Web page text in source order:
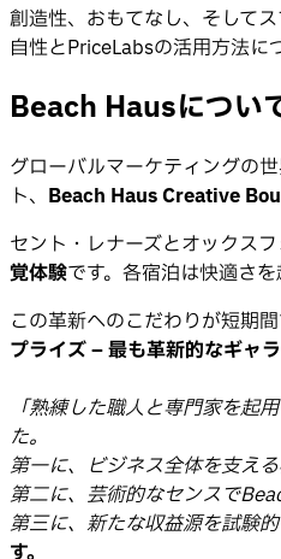
創造性、おもてなし、そして
自性とPriceLabsの活用方法に
Beach Hausについ
グローバルマーケティングの
ト、 Beach Haus Creative
セント・レナーズとオックス
覚体験です。各宿泊は快適さ
この革新へのこだわりが短期
プライズ – 最も革新的なギャ
「熟練した職人と専門家を
た。
第一に、ビジネス全体を支え
第二に、芸術的なセンスで
第三に、新たな収益源を試験